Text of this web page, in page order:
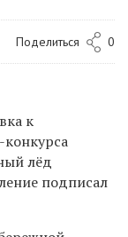
Поделиться 0
к
лёд
подписал